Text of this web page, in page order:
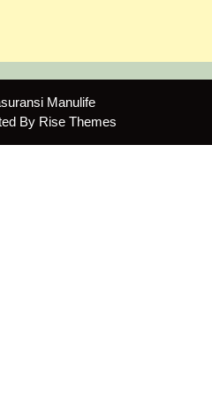
Manulife
By Rise Themes